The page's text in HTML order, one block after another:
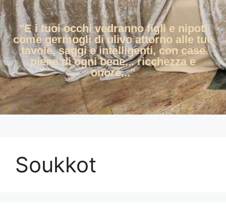
"E i tuoi occhi vedranno figli e nipoti
come germogli di ulivo attorno alle tue
tavole, saggi e intelligenti, con case
piene di ogni bene... ricchezza e
onore..."
Soukkot